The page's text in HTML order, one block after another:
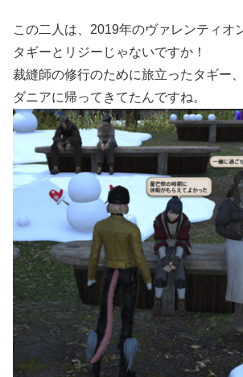
この二人は、2019年のヴァレンティオ
タギーとリジーじゃないですか！
裁縫師の修行のために旅立ったタギー
ダニアに帰ってきてたんですね。